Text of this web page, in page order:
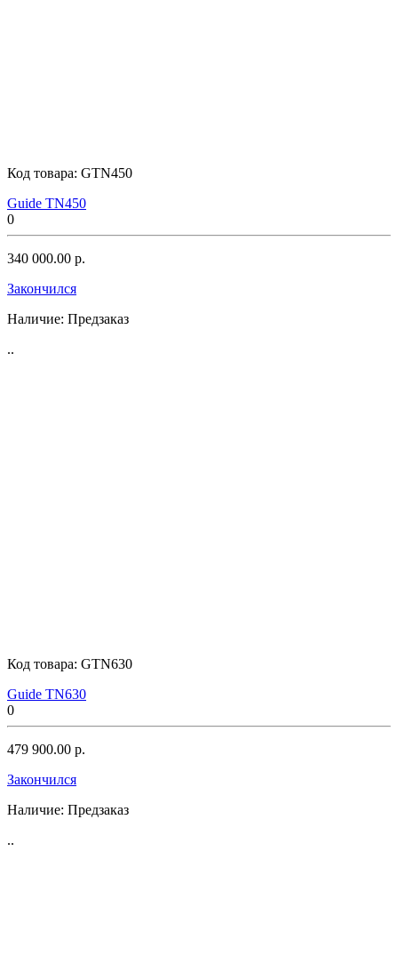
Код товара: GTN450
Guide TN450
0
340 000.00 р.
Закончился
Наличие: Предзаказ
..
Код товара: GTN630
Guide TN630
0
479 900.00 р.
Закончился
Наличие: Предзаказ
..